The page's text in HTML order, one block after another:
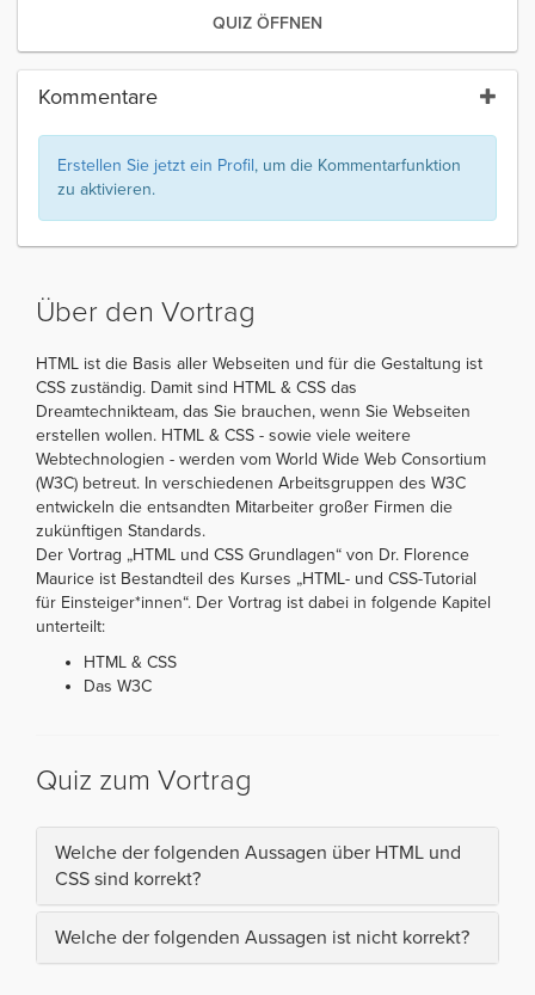
QUIZ ÖFFNEN
Kommentare
Erstellen Sie jetzt ein Profil, um die Kommentarfunktion
zu aktivieren.
Über den Vortrag
HTML ist die Basis aller Webseiten und für die Gestaltung ist
CSS zuständig. Damit sind HTML & CSS das
Dreamtechnikteam, das Sie brauchen, wenn Sie Webseiten
erstellen wollen. HTML & CSS - sowie viele weitere
Webtechnologien - werden vom World Wide Web Consortium
(W3C) betreut. In verschiedenen Arbeitsgruppen des W3C
entwickeln die entsandten Mitarbeiter großer Firmen die
zukünftigen Standards.
Der Vortrag „HTML und CSS Grundlagen“ von Dr. Florence
Maurice ist Bestandteil des Kurses „HTML- und CSS-Tutorial
für Einsteiger*innen“. Der Vortrag ist dabei in folgende Kapitel
unterteilt:
HTML & CSS
Das W3C
Quiz zum Vortrag
Welche der folgenden Aussagen über HTML und
CSS sind korrekt?
Welche der folgenden Aussagen ist nicht korrekt?